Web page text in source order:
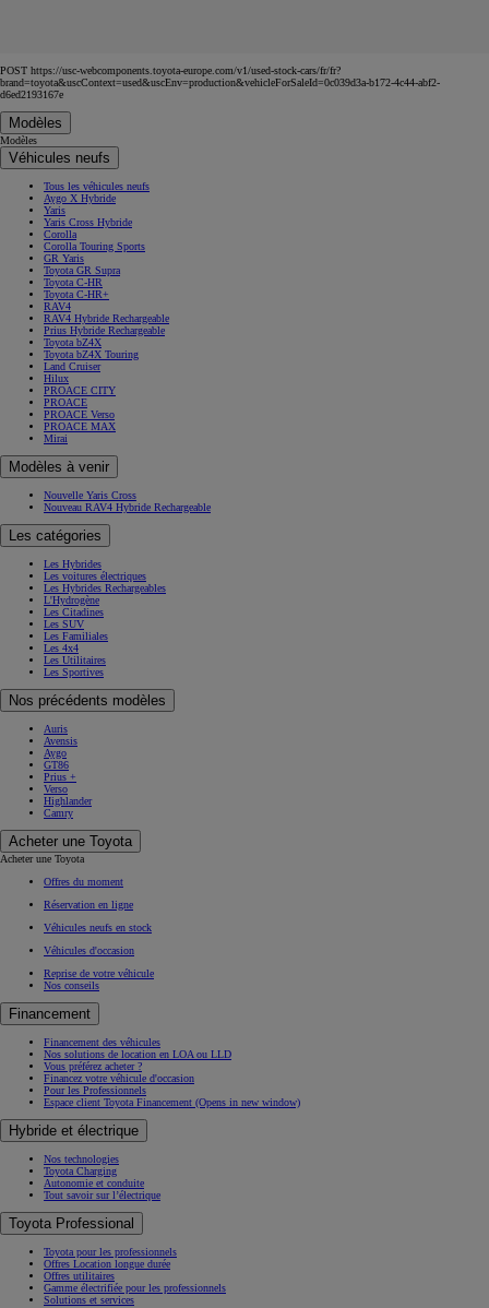
POST https://usc-webcomponents.toyota-europe.com/v1/used-stock-cars/fr/fr?
brand=toyota&uscContext=used&uscEnv=production&vehicleForSaleId=0c039d3a-b172-4c44-abf2-
d6ed2193167e
Modèles
Modèles
Véhicules neufs
Tous les véhicules neufs
Aygo X Hybride
Yaris
Yaris Cross Hybride
Corolla
Corolla Touring Sports
GR Yaris
Toyota GR Supra
Toyota C-HR
Toyota C-HR+
RAV4
RAV4 Hybride Rechargeable
Prius Hybride Rechargeable
Toyota bZ4X
Toyota bZ4X Touring
Land Cruiser
Hilux
PROACE CITY
PROACE
PROACE Verso
PROACE MAX
Mirai
Modèles à venir
Nouvelle Yaris Cross
Nouveau RAV4 Hybride Rechargeable
Les catégories
Les Hybrides
Les voitures électriques
Les Hybrides Rechargeables
L'Hydrogène
Les Citadines
Les SUV
Les Familiales
Les 4x4
Les Utilitaires
Les Sportives
Nos précédents modèles
Auris
Avensis
Aygo
GT86
Prius +
Verso
Highlander
Camry
Acheter une Toyota
Acheter une Toyota
Offres du moment
Réservation en ligne
Véhicules neufs en stock
Véhicules d'occasion
Reprise de votre véhicule
Nos conseils
Financement
Financement des véhicules
Nos solutions de location en LOA ou LLD
Vous préférez acheter ?
Financez votre véhicule d'occasion
Pour les Professionnels
Espace client Toyota Financement (Opens in new window)
Hybride et électrique
Nos technologies
Toyota Charging
Autonomie et conduite
Tout savoir sur l’électrique
Toyota Professional
Toyota pour les professionnels
Offres Location longue durée
Offres utilitaires
Gamme électrifiée pour les professionnels
Solutions et services